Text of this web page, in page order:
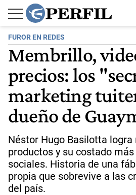
FUROR EN REDES
Membrillo,
precios: los
marketing
dueño de
Néstor Hugo Basilotta
productos y su costado
sociales. Historia de una
propia que sobrevive a las
del país.